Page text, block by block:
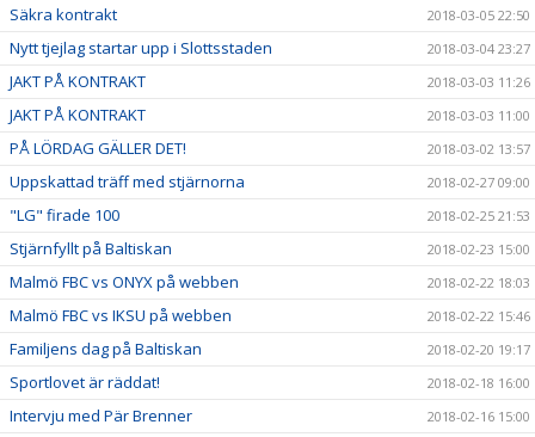
Säkra kontrakt 2018-03-05 22:50
Nytt tjejlag startar upp i Slottsstaden 2018-03-04 23:27
JAKT PÅ KONTRAKT 2018-03-03 11:26
JAKT PÅ KONTRAKT 2018-03-03 11:00
PÅ LÖRDAG GÄLLER DET! 2018-03-02 13:57
Uppskattad träff med stjärnorna 2018-02-27 09:00
"LG" firade 100 2018-02-25 21:53
Stjärnfyllt på Baltiskan 2018-02-23 15:00
Malmö FBC vs ONYX på webben 2018-02-22 18:03
Malmö FBC vs IKSU på webben 2018-02-22 15:46
Familjens dag på Baltiskan 2018-02-20 19:17
Sportlovet är räddat! 2018-02-18 16:00
Intervju med Pär Brenner 2018-02-16 15:00